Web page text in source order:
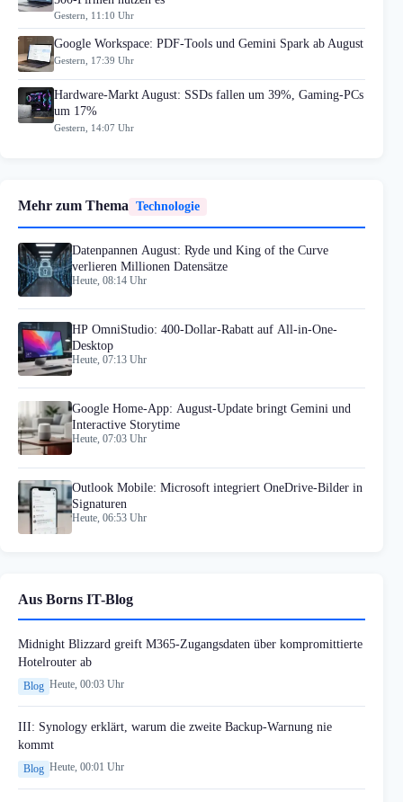
Gestern, 11:10 Uhr
Google Workspace: PDF-Tools und Gemini Spark ab August
Gestern, 17:39 Uhr
Hardware-Markt August: SSDs fallen um 39%, Gaming-PCs
um 17%
Gestern, 14:07 Uhr
Mehr zum Thema Technologie
Datenpannen August: Ryde und King of the Curve
verlieren Millionen Datensätze
Heute, 08:14 Uhr
HP OmniStudio: 400-Dollar-Rabatt auf All-in-One-
Desktop
Heute, 07:13 Uhr
Google Home-App: August-Update bringt Gemini und
Interactive Storytime
Heute, 07:03 Uhr
Outlook Mobile: Microsoft integriert OneDrive-Bilder in
Signaturen
Heute, 06:53 Uhr
Aus Borns IT-Blog
Midnight Blizzard greift M365-Zugangsdaten über kompromittierte
Hotelrouter ab
Blog Heute, 00:03 Uhr
III: Synology erklärt, warum die zweite Backup-Warnung nie
kommt
Blog Heute, 00:01 Uhr